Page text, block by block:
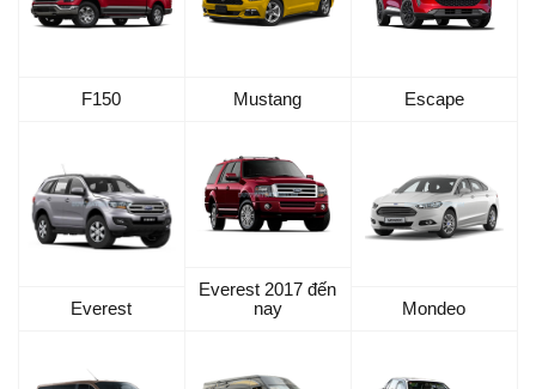
F150 Mustang Escape
Everest
Everest 2017 đến
nay
Mondeo